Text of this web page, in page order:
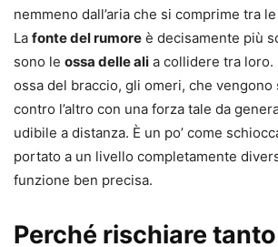
nemmeno dall’aria che si comprime tra
La fonte del rumore è decisamente più
sono le ossa delle ali a collidere tra loro.
ossa del braccio, gli omeri, che vengono
contro l’altro con una forza tale da
udibile a distanza. È un po’ come
portato a un livello completamente
funzione ben precisa.
Perché rischiare